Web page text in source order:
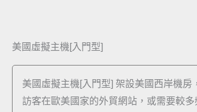
美國虛擬主機[入門型]
美國虛擬主機[入門型] 架設美國西岸機房
訪客在歐美國家的外貿網站，或需要較多